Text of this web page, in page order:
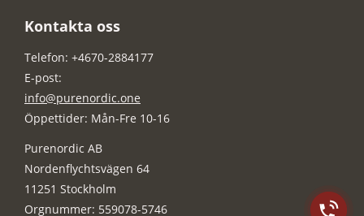
Kontakta oss
Telefon: +4670-2884177
E-post:
info@purenordic.one
Öppettider: Mån-Fre 10-16
Purenordic AB
Nordenflychtsvägen 64
11251 Stockholm
Orgnummer: 559078-5746